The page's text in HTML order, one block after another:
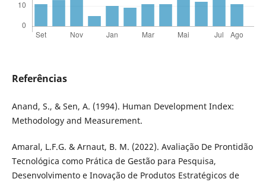
Referências
Anand, S., & Sen, A. (1994). Human Development Index:
Methodology and Measurement.
Amaral, L.F.G. & Arnaut, B. M. (2022). Avaliação De Prontidão
Tecnológica como Prática de Gestão para Pesquisa,
Desenvolvimento e Inovação de Produtos Estratégicos de